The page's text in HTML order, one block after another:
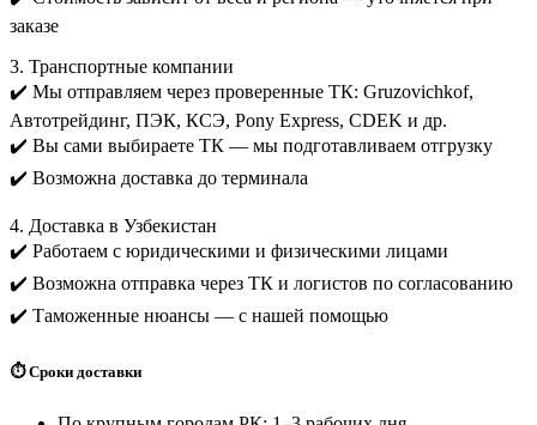
заказе
3. Транспортные компании
✔️ Мы отправляем через проверенные ТК: Gruzovichkof,
Автотрейдинг, ПЭК, КСЭ, Pony Express, CDEK и др.
✔️ Вы сами выбираете ТК — мы подготавливаем отгрузку
✔️ Возможна доставка до терминала
4. Доставка в Узбекистан
✔️ Работаем с юридическими и физическими лицами
✔️ Возможна отправка через ТК и логистов по согласованию
✔️ Таможенные нюансы — с нашей помощью
⏱️ Сроки доставки